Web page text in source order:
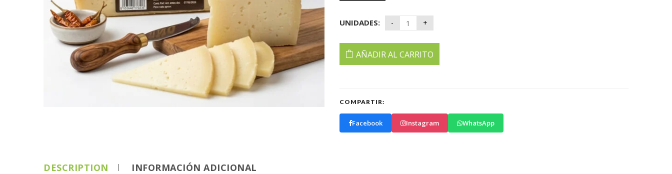
UNIDADES:
AÑADIR AL CARRITO
COMPARTIR:
Facebook Instagram WhatsApp
DESCRIPTION INFORMACIÓN ADICIONAL